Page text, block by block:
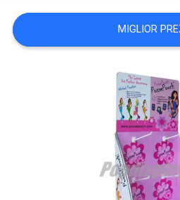
MAPPA
DEL
MIGLIOR